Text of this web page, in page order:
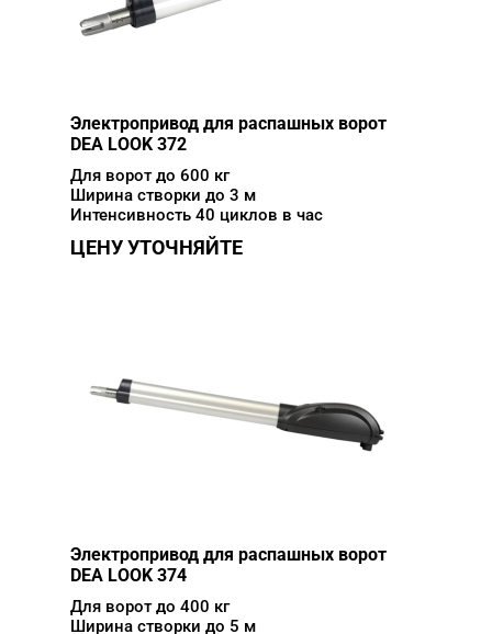
Электропривод для распашных ворот
DEA LOOK 372
Для ворот до 600 кг
Ширина створки до 3 м
Интенсивность 40 циклов в час
ЦЕНУ УТОЧНЯЙТЕ
Электропривод для распашных ворот
DEA LOOK 374
Для ворот до 400 кг
Ширина створки до 5 м